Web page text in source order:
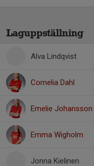
Laguppställning
Alva Lindqvist
Cornelia Dahl
Emelie Johansson
Emma Wigholm
Jonna Kielinen